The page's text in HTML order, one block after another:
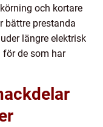
och kortare
bättre prestanda
längre elektrisk
de som har